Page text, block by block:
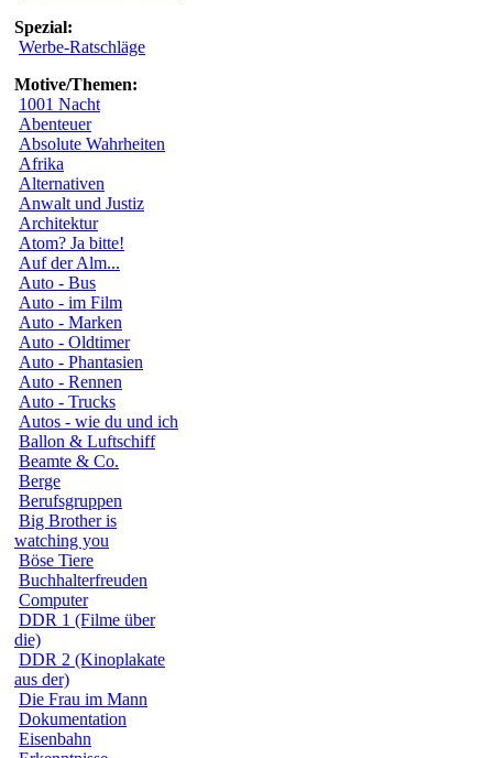
Spezial:
Werbe-Ratschläge
Motive/Themen:
1001 Nacht
Abenteuer
Absolute Wahrheiten
Afrika
Alternativen
Anwalt und Justiz
Architektur
Atom? Ja bitte!
Auf der Alm...
Auto - Bus
Auto - im Film
Auto - Marken
Auto - Oldtimer
Auto - Phantasien
Auto - Rennen
Auto - Trucks
Autos - wie du und ich
Ballon & Luftschiff
Beamte & Co.
Berge
Berufsgruppen
Big Brother is
watching you
Böse Tiere
Buchhalterfreuden
Computer
DDR 1 (Filme über
die)
DDR 2 (Kinoplakate
aus der)
Die Frau im Mann
Dokumentation
Eisenbahn